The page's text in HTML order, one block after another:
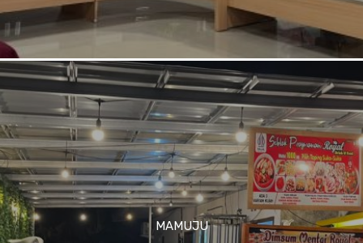
MAMUJU